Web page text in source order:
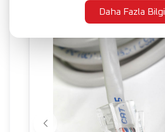
Daha Fazla Bilgi